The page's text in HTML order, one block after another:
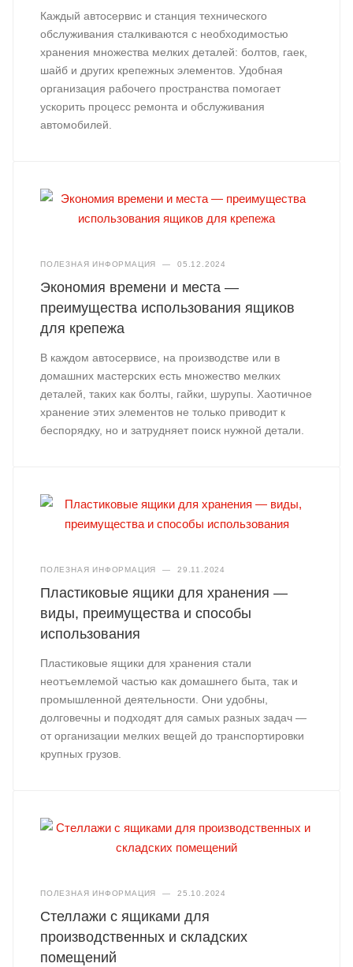
Каждый автосервис и станция технического
обслуживания сталкиваются с необходимостью
хранения множества мелких деталей: болтов, гаек,
шайб и других крепежных элементов. Удобная
организация рабочего пространства помогает
ускорить процесс ремонта и обслуживания
автомобилей.
ПОЛЕЗНАЯ ИНФОРМАЦИЯ — 05.12.2024
Экономия времени и места —
преимущества использования ящиков
для крепежа
В каждом автосервисе, на производстве или в
домашних мастерских есть множество мелких
деталей, таких как болты, гайки, шурупы. Хаотичное
хранение этих элементов не только приводит к
беспорядку, но и затрудняет поиск нужной детали.
ПОЛЕЗНАЯ ИНФОРМАЦИЯ — 29.11.2024
Пластиковые ящики для хранения —
виды, преимущества и способы
использования
Пластиковые ящики для хранения стали
неотъемлемой частью как домашнего быта, так и
промышленной деятельности. Они удобны,
долговечны и подходят для самых разных задач —
от организации мелких вещей до транспортировки
крупных грузов.
ПОЛЕЗНАЯ ИНФОРМАЦИЯ — 25.10.2024
Стеллажи с ящиками для
производственных и складских
помещений